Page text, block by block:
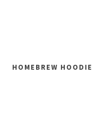
HOMEBREW HOODIE